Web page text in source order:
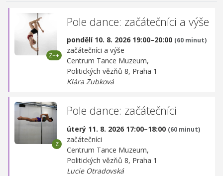
Pole dance: začátečníci a výše
pondělí 10. 8. 2026 19:00–20:00 (60 minut)
začátečníci a výše
Centrum Tance Muzeum,
Politických vězňů 8, Praha 1
Klára Zubková
Pole dance: začátečníci
úterý 11. 8. 2026 17:00–18:00 (60 minut)
začátečníci
Centrum Tance Muzeum,
Politických vězňů 8, Praha 1
Lucie Otradovská